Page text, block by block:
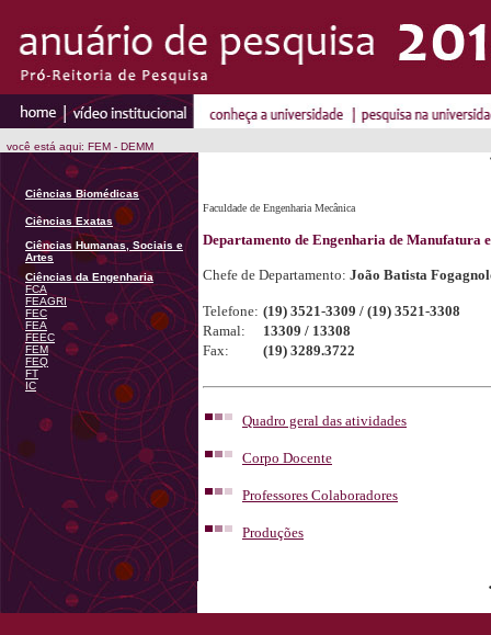
você está aqui: FEM - DEMM
Ciências Biomédicas
Ciências Exatas
Ciências Humanas, Sociais e
Artes
Ciências da Engenharia
FCA
FEAGRI
FEC
FEA
FEEC
FEM
FEQ
FT
IC
Faculdade de Engenharia Mecânica
Departamento de Engenharia de Manufatura
Chefe de Departamento: João Batista
Telefone: (19) 3521-3309 / (19) 3521-3308
Ramal:
13309 / 13308
Fax:
(19) 3289.3722
Quadro geral das atividades
Corpo Docente
Professores Colaboradores
Produções